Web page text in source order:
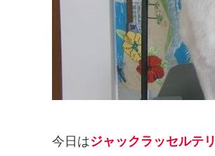
今日はジャックラッセルテ